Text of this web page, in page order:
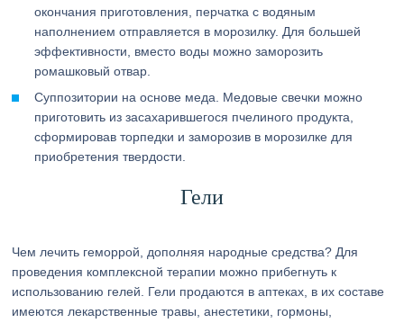
окончания приготовления, перчатка с водяным
наполнением отправляется в морозилку. Для большей
эффективности, вместо воды можно заморозить
ромашковый отвар.
Суппозитории на основе меда. Медовые свечки можно
приготовить из засахарившегося пчелиного продукта,
сформировав торпедки и заморозив в морозилке для
приобретения твердости.
Гели
Чем лечить геморрой, дополняя народные средства? Для
проведения комплексной терапии можно прибегнуть к
использованию гелей. Гели продаются в аптеках, в их составе
имеются лекарственные травы, анестетики, гормоны,